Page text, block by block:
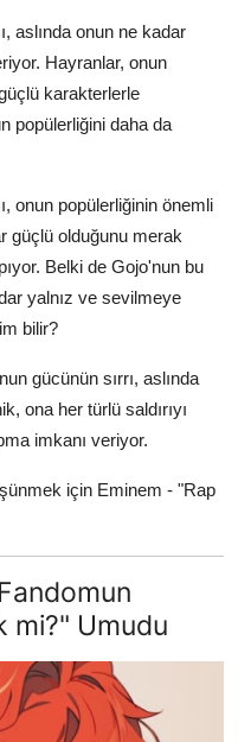
aslında onun ne kadar
Hayranlar, onun
karakterlerle
popülerliğini daha da
onun popülerliğinin önemli
güçlü olduğunu merak
Belki de Gojo'nun bu
yalnız ve sevilmeye
bilir?
gücünün sırrı, aslında
ona her türlü saldırıyı
imkanı veriyor.
için Eminem - "Rap
mi?" Umudu